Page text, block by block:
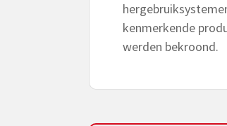
kenmerkende
werden bekroond.